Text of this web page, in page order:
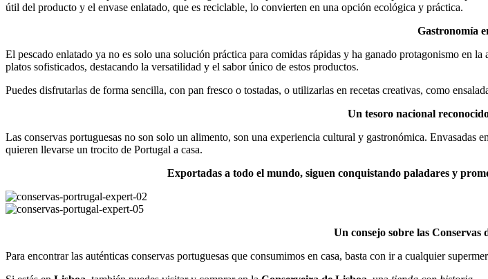
útil del producto y el envase enlatado, que es reciclable, lo convierten en una opción ecológica y práctica.
Gastronomía
El pescado enlatado ya no es solo una solución práctica para comidas rápidas y ha ganado protagonismo en la
platos sofisticados, destacando la versatilidad y el sabor único de estos productos.
Puedes disfrutarlas de forma sencilla, con pan fresco o tostadas, o utilizarlas en recetas creativas, como
Un tesoro nacional
Las conservas portuguesas no son solo un alimento, son una experiencia cultural y gastronómica. Envasadas
quieren llevarse un trocito de Portugal a casa.
Exportadas a todo el mundo, siguen conquistando paladares y
Un consejo sobre las Conservas
Para encontrar las auténticas conservas portuguesas que consumimos en casa, basta con ir a cualquier